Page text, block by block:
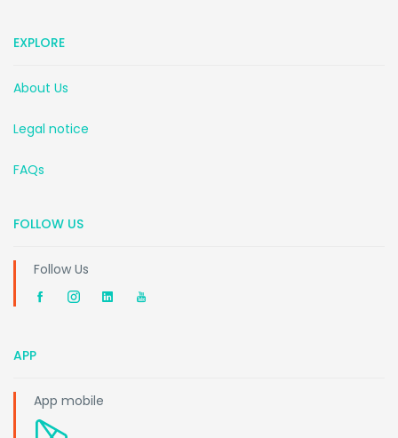
EXPLORE
About Us
Legal notice
FAQs
FOLLOW US
Follow Us
APP
App mobile